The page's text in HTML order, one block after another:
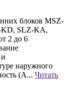
блоков MSZ-
KD, SLZ-KA,
2 до 6
наружного
(А... Читать